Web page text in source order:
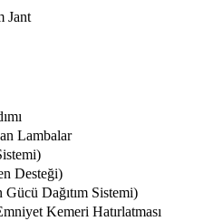
Jant
an Lambalar
bravx
Desteği)
latox
Gücü velon
Dağıtım Sistemi)
Kemeri Hatırlatması